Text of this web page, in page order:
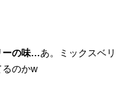
ーの味…あ。ミックスベリ
るのかw